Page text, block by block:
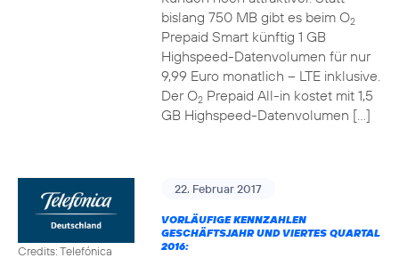
bislang 750 MB gibt es beim O2
Prepaid Smart künftig 1 GB
Highspeed-Datenvolumen für nur
9,99 Euro monatlich – LTE inklusive.
Der O2Prepaid All-in kostet mit 1,5
GB Highspeed-Datenvolumen […]
Credits: Telefónica
22. Februar 2017
VORLÄUFIGE KENNZAHLEN
GESCHÄFTSJAHR UND VIERTES QUARTAL
2016: